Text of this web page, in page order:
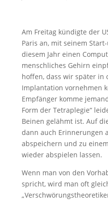
Am Freitag kündigte der
Paris an, mit seinem
diesem Jahr einen
menschliches Gehirn
hoffen, dass wir später in
Implantation vornehmen
Empfänger komme
Form der Tetraplegie“
Beinen gelähmt ist. Auf
dann auch Erinnerungen
abspeichern und zu
wieder abspielen lassen.
Wenn man von den
spricht, wird man oft